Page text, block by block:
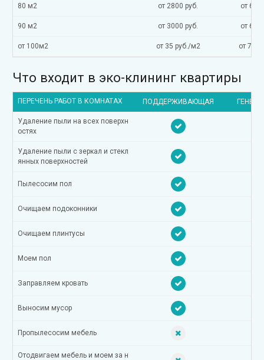
80 м2 от 2800 руб. от
90 м2 от 3000 руб. от
от 100м2 от 35 руб./м2 от 70
Что входит в эко-клининг квартиры
ПЕРЕЧЕНЬ РАБОТ В КОМНАТАХ ПОДДЕРЖИВАЮЩАЯ
Удаление пыли на всех поверхн
остях
Удаление пыли с зеркал и стекл
янных поверхностей
Пылесосим пол
Очищаем подоконники
Очищаем плинтусы
Моем пол
Заправляем кровать
Выносим мусор
Пропылесосим мебель
Отодвигаем мебель и моем за н